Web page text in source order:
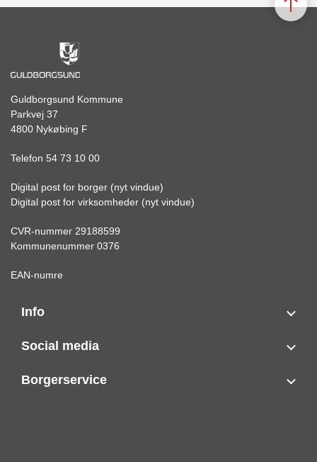
Guldborgsund Kommune
Parkvej 37
4800 Nykøbing F
Telefon 54 73 10 00
Digital post for borger (nyt vindue)
Digital post for virksomheder (nyt vindue)
CVR-nummer 29188599
Kommunenummer 0376
EAN-numre
Info
Social media
Borgerservice